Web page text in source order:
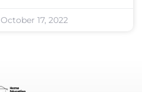
October 17, 2022